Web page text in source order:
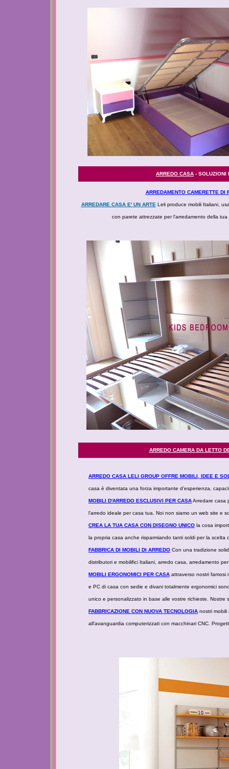
ARREDO CASA - SOLUZIONI
ARREDAMENTO CAMERETTE DI
ARREDARE CASA E' UN ARTE Leli produce mobili Italiani,
con parete attrezzate per l'arredamento della tua
ARREDO CAMERA DA LETTO
ARREDO CASA LELI GROUP OFFRE MOBILI, IDEE E
casa è diventata una forza importante d'esperienza,
MOBILI D'ARREDO ESCLUSIVI PER CASAArredare casa
l'arredo ideale per casa tua. Noi non siamo un web site e
CREA LA TUA CASA CON DISEGNO UNICO la cosa
la propria casa anche risparmiando tanti soldi per la
FABBRICA DI MOBILI DI ARREDO Con una tradizione
distributori e mobilifici Italiani, arredo casa, arredamento
MOBILI ERGONOMICI PER CASA attraverso nostri famosi
e PC di casa con sedie e divani totalmente ergonomici
unico e personalizzato in base alle vostre richieste.
FABBRICAZIONE CON NUOVA TECNOLOGIA nostri mobili
all'avanguardia computerizzati con macchinari CNC.